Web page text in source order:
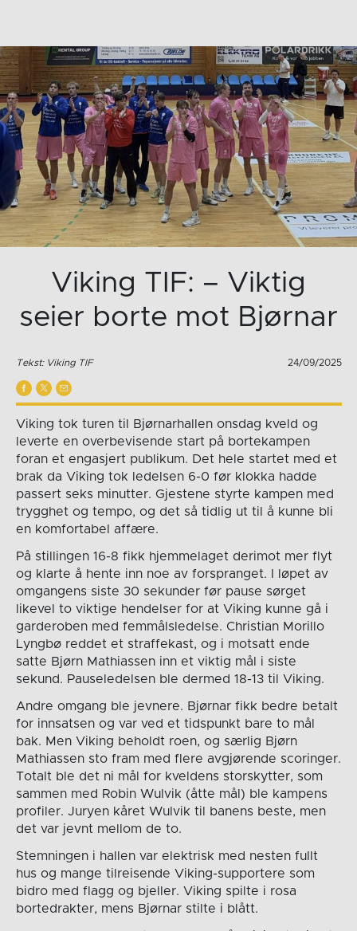
Viking TIF: – Viktig
seier borte mot Bjørnar
Tekst: Viking TIF 24/09/2025
Viking tok turen til Bjørnarhallen onsdag kveld og
leverte en overbevisende start på bortekampen
foran et engasjert publikum. Det hele startet med et
brak da Viking tok ledelsen 6-0 før klokka hadde
passert seks minutter. Gjestene styrte kampen med
trygghet og tempo, og det så tidlig ut til å kunne bli
en komfortabel affære.
På stillingen 16-8 fikk hjemmelaget derimot mer flyt
og klarte å hente inn noe av forspranget. I løpet av
omgangens siste 30 sekunder før pause sørget
likevel to viktige hendelser for at Viking kunne gå i
garderoben med femmålsledelse. Christian Morillo
Lyngbø reddet et straffekast, og i motsatt ende
satte Bjørn Mathiassen inn et viktig mål i siste
sekund. Pauseledelsen ble dermed 18-13 til Viking.
Andre omgang ble jevnere. Bjørnar fikk bedre betalt
for innsatsen og var ved et tidspunkt bare to mål
bak. Men Viking beholdt roen, og særlig Bjørn
Mathiassen sto fram med flere avgjørende scoringer.
Totalt ble det ni mål for kveldens storskytter, som
sammen med Robin Wulvik (åtte mål) ble kampens
profiler. Juryen kåret Wulvik til banens beste, men
det var jevnt mellom de to.
Stemningen i hallen var elektrisk med nesten fullt
hus og mange tilreisende Viking-supportere som
bidro med flagg og bjeller. Viking spilte i rosa
bortedrakter, mens Bjørnar stilte i blått.